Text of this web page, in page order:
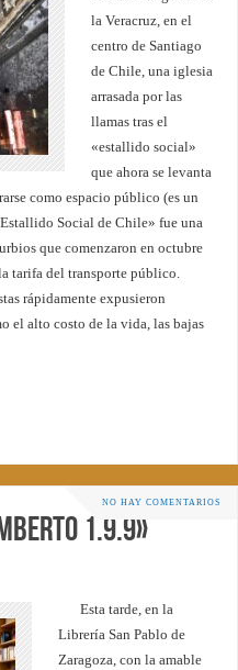
la Veracruz, en el
centro de Santiago
de Chile, una iglesia
arrasada por las
llamas tras el
«estallido social»
que ahora se levanta
como espacio público (es un
Social de Chile» fue una
que comenzaron en octubre
tarifa del transporte público.
rápidamente expusieron
el alto costo de la vida, las bajas
NO HAY COMENTARIOS
1.9.9»
Esta tarde, en la
Librería San Pablo de
Zaragoza, con la amable